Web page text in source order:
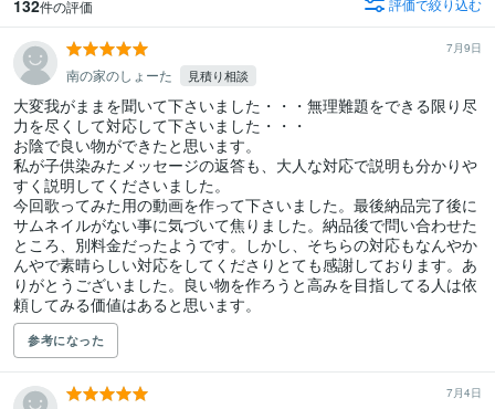
132件の評価
7月9日
南の家のしょーた 見積り相談
大変我がままを聞いて下さいました・・・無理難題をできる限り尽
力を尽くして対応して下さいました・・・
お陰で良い物ができたと思います。
私が子供染みたメッセージの返答も、大人な対応で説明も分かりや
すく説明してくださいました。
今回歌ってみた用の動画を作って下さいました。最後納品完了後に
サムネイルがない事に気づいて焦りました。納品後で問い合わせた
ところ、別料金だったようです。しかし、そちらの対応もなんやか
んやで素晴らしい対応をしてくださりとても感謝しております。あ
りがとうございました。良い物を作ろうと高みを目指してる人は依
頼してみる価値はあると思います。
参考になった
7月4日